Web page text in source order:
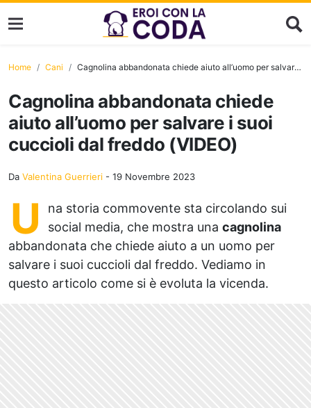
Home Cani Cagnolina abbandonata chiede aiuto all’uomo per salvare i suoi cuccioli dal freddo (VIDEO)
Cagnolina abbandonata chiede
aiuto all’uomo per salvare i suoi
cuccioli dal freddo (VIDEO)
Da Valentina Guerrieri - 19 Novembre 2023
U
na storia commovente sta circolando sui
social media, che mostra una cagnolina
abbandonata che chiede aiuto a un uomo per
salvare i suoi cuccioli dal freddo. Vediamo in
questo articolo come si è evoluta la vicenda.